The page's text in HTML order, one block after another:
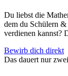
Du liebst die
dem du Schülern
verdienen kannst?
Bewirb dich direkt
Das dauert nur